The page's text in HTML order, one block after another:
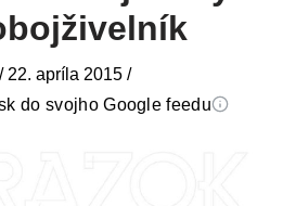
/ 22. apríla 2015 /
do svojho Google feedu